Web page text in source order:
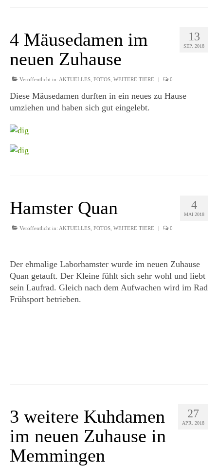
13
SEP. 2018
4 Mäusedamen im
neuen Zuhause
Veröffentlicht in: AKTUELLES FOTOS WEITERE TIERE | 0
Diese Mäusedamen durften in ein neues zu Hause
umziehen und haben sich gut eingelebt.
4
MAI 2018
Hamster Quan
Veröffentlicht in: AKTUELLES FOTOS WEITERE TIERE | 0
Der ehmalige Laborhamster wurde im neuen Zuhause
Quan getauft. Der Kleine fühlt sich sehr wohl und liebt
sein Laufrad. Gleich nach dem Aufwachen wird im Rad
Frühsport betrieben.
27
APR. 2018
3 weitere Kuhdamen
im neuen Zuhause in
Memmingen